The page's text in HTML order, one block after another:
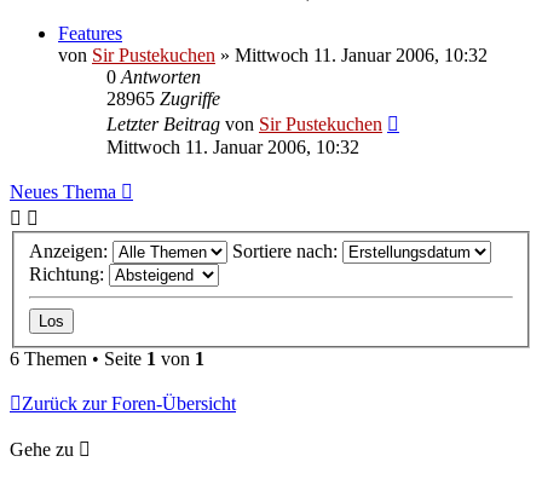
Features
von Sir Pustekuchen » Mittwoch 11. Januar 2006, 10:32
0 Antworten
28965 Zugriffe
Letzter Beitrag von Sir Pustekuchen
Mittwoch 11. Januar 2006, 10:32
Neues Thema
Anzeigen:
Sortiere nach:
Richtung:
6 Themen • Seite 1 von 1
Zurück zur Foren-Übersicht
Gehe zu